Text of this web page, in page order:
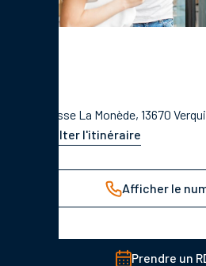
1 Impasse La Monède, 13670
Consulter l'itinéraire
Afficher le
Prendre un